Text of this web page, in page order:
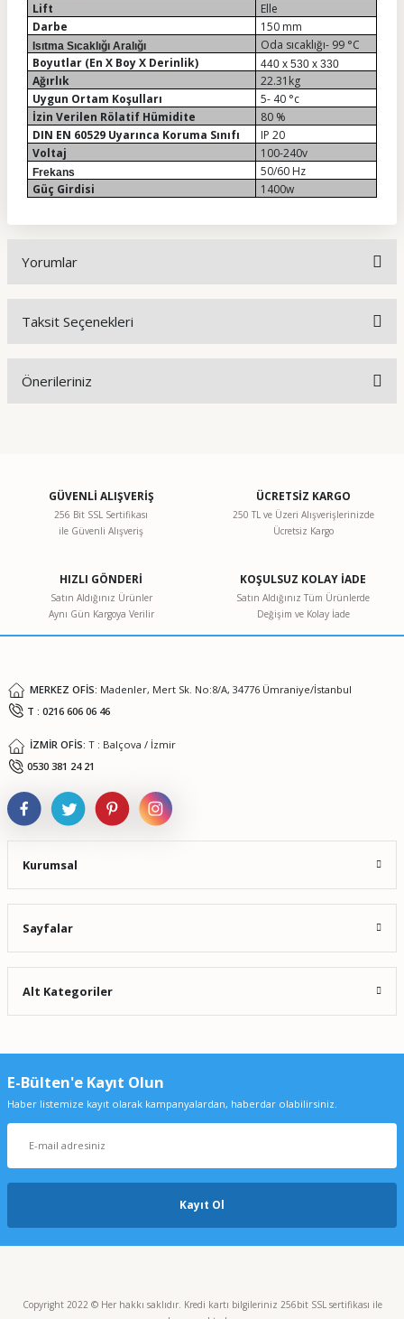
Lift
Elle
Darbe
150 mm
Isıtma Sıcaklığı Aralığı
Oda sıcaklığı- 99 °C
Boyutlar (En X Boy X Derinlik)
440 x 530 x 330
Ağırlık
22.31kg
Uygun Ortam Koşulları
5- 40 °c
İzin Verilen Rölatif Hümidite
80 %
DIN EN 60529 Uyarınca Koruma Sınıfı
IP 20
Voltaj
100-240v
Frekans
50/60 Hz
Güç Girdisi
1400w
Yorumlar
Taksit Seçenekleri
Önerileriniz
Görüş ve önerileriniz için teşekkür ederiz.
Ürün resmi kalitesiz, bozuk veya görüntülenemiyor.
Ürün bilgilerinde hatalar bulunuyor.
Ürün fiyatı diğer sitelerden daha pahalı.
GÜVENLİ ALIŞVERİŞ
256 Bit SSL Sertifikası
ile Güvenli Alışveriş
ÜCRETSİZ KARGO
250 TL ve Üzeri Alışverişlerinizde
Ücretsiz Kargo
HIZLI GÖNDERİ
Satın Aldığınız Ürünler
Aynı Gün Kargoya Verilir
KOŞULSUZ KOLAY İADE
Satın Aldığınız Tüm Ürünlerde
Değişim ve Kolay İade
MERKEZ OFİS: Madenler, Mert Sk. No:8/A, 34776 Ümraniye/İstanbul
T : 0216 606 06 46
İZMİR OFİS: T : Balçova / İzmir
0530 381 24 21
Kurumsal
Sayfalar
Alt Kategoriler
E-Bülten'e Kayıt Olun
Haber listemize kayıt olarak kampanyalardan, haberdar olabilirsiniz.
Kayıt Ol
Copyright 2022 © Her hakkı saklıdır. Kredi kartı bilgileriniz 256bit SSL sertifikası ile